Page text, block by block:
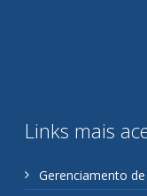
Links mais
Gerenciamento